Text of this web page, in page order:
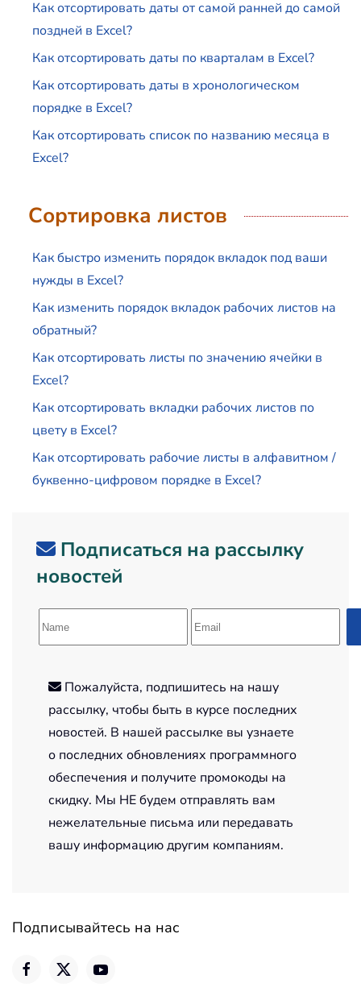
Как отсортировать даты от самой ранней до самой
поздней в Excel?
Как отсортировать даты по кварталам в Excel?
Как отсортировать даты в хронологическом
порядке в Excel?
Как отсортировать список по названию месяца в
Excel?
Сортировка листов
Как быстро изменить порядок вкладок под ваши
нужды в Excel?
Как изменить порядок вкладок рабочих листов на
обратный?
Как отсортировать листы по значению ячейки в
Excel?
Как отсортировать вкладки рабочих листов по
цвету в Excel?
Как отсортировать рабочие листы в алфавитном /
буквенно-цифровом порядке в Excel?
Подписаться на рассылку
новостей
Пожалуйста, подпишитесь на нашу
рассылку, чтобы быть в курсе последних
новостей. В нашей рассылке вы узнаете
о последних обновлениях программного
обеспечения и получите промокоды на
скидку. Мы НЕ будем отправлять вам
нежелательные письма или передавать
вашу информацию другим компаниям.
Подписывайтесь на нас